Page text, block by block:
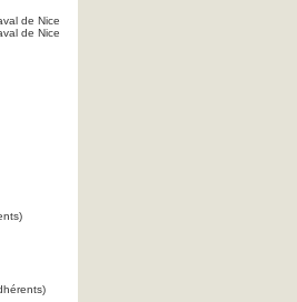
de Nice
de Nice